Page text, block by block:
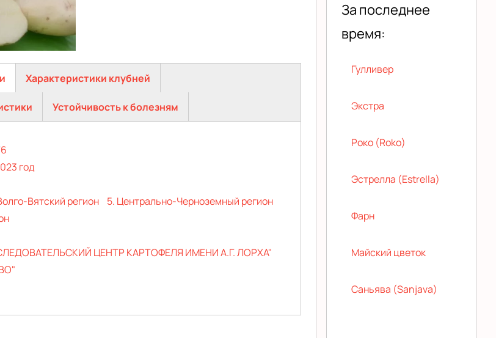
Характеристики клубней
Устойчивость к болезням
год
Вятский регион
5. Центрально-Черноземный регион
ЦЕНТР КАРТОФЕЛЯ ИМЕНИ А.Г. ЛОРХА"
За последнее
время:
Гулливер
Экстра
Роко (Roko)
Эстрелла (Estrella)
Фарн
Майский цветок
Саньява (Sanjava)